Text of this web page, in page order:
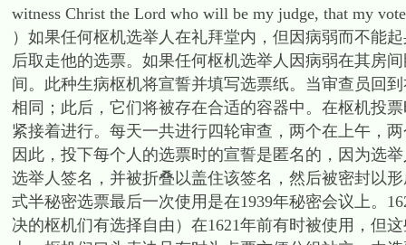
witness Christ the Lord who will be my judge, that my
）如果任何枢机选举人在礼拜堂内，但因病弱而不能
后取走他的选票。如果任何枢机选举人因病弱在其房
间。此种生病枢机将宣誓并填写选票纸。当审查员回
相同；此后，它们将被存在合适的容器中。在枢机投
紧接着进行。每天一共进行四轮审查，两个在上午，
因此，投下每个人的选票时的宣誓是匿名的，因为选
选举人签名，并被折叠以盖住该签名，然后被密封以
式半秘密选票最后一次使用是在1939年秘密会议上。
决的枢机们有选择自由）在1621年前有时被使用，但